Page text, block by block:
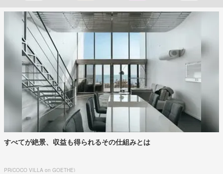
すべてが絶景、収益も得られるその仕組みとは
PR(COCO VILLA on GOETHE)